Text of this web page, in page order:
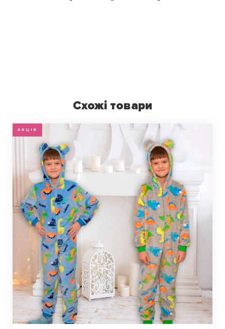
Схожі товари
АКЦІЯ